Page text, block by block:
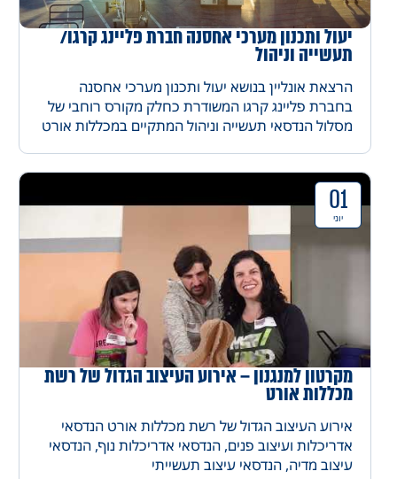
יעול ותכנון מערכי אחסנה חברת פליינג קרגו/
תעשייה וניהול
הרצאת אונליין בנושא יעול ותכנון מערכי אחסנה
בחברת פליינג קרגו המשודרת כחלק מקורס רוחבי של
מסלול הנדסאי תעשייה וניהול המתקיים במכללות אורט
01
יוני
מקרטון למנגנון – אירוע העיצוב הגדול של רשת
מכללות אורט
אירוע העיצוב הגדול של רשת מכללות אורט הנדסאי
אדריכלות ועיצוב פנים, הנדסאי אדריכלות נוף, הנדסאי
עיצוב מדיה, הנדסאי עיצוב תעשייתי